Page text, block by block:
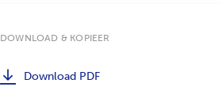
DOWNLOAD & KOPIEER
Download PDF